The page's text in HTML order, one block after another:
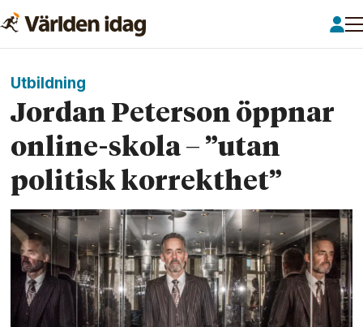
Utbildning
Jordan Peterson öppnar
online-skola – ”utan
politisk korrekthet”